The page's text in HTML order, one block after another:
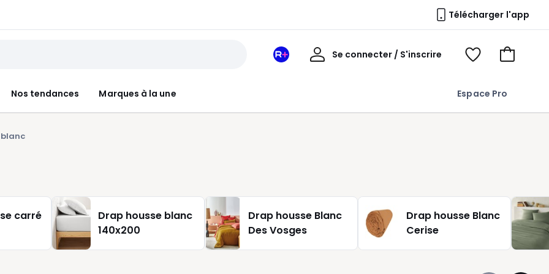
Télécharger l'app
Nos tendances Marques à la une Espace Pro
Mon
Se connecter / S'inscrire
Mon
Voir
Voir
blanc
carré
Drap housse blanc
140x200
Drap housse Blanc
Des Vosges
Drap housse Blanc
Cerise